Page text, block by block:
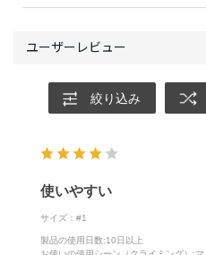
絞り込み
使いやすい
サイズ：#1
製品の使用日数:10日以上
く、スリングが薄いのでC4
性が劣ります。
そのため登攀時には、ここ
具体的にはカムと岩が擦れ
あるときは、クイックドロー
それでも頻繁に使用された個